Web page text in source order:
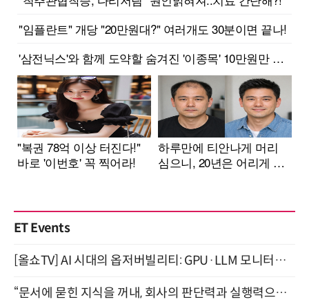
ET Events
[올쇼TV] AI 시대의 옵저버빌리티: GPU·LLM 모니터링부터 AI 기반 장애 대응까지 (8/11 생방송)
“문서에 묻힌 지식을 꺼내, 회사의 판단력과 실행력으로 바꾸다” (8/20)